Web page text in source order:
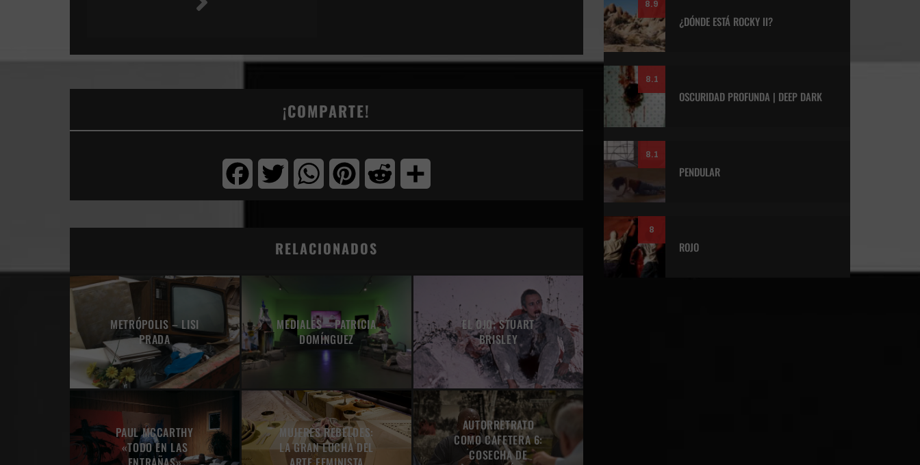
¡COMPARTE!
FacebookTwitter WhatsAppPinterest Reddit
RELACIONADOS
METRÓPOLIS – LISI
PRADA
MEDIALES – PATRICIA
DOMÍNGUEZ
EL OJO: STUART
BRISLEY
PAUL MCCARTHY
«TODO EN LAS
MUJERES REBELDES:
LA GRAN LUCHA DEL
AUTORRETRATO
COMO CAFETERA 6:
COSECHA DE
8.9
¿DÓNDE ESTÁ ROCKY II?
8.1
OSCURIDAD PROFUNDA | DEEP DARK
8.1
PENDULAR
8
ROJO